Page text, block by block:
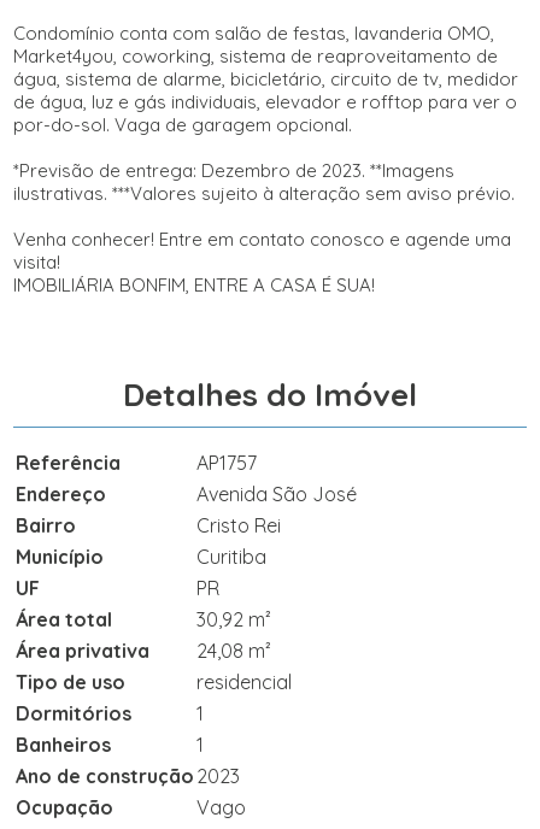
Condomínio conta com salão de festas, lavanderia OMO,
Market4you, coworking, sistema de reaproveitamento de
água, sistema de alarme, bicicletário, circuito de tv, medidor
de água, luz e gás individuais, elevador e rofftop para ver o
por-do-sol. Vaga de garagem opcional.
*Previsão de entrega: Dezembro de 2023. **Imagens
ilustrativas. ***Valores sujeito à alteração sem aviso prévio.
Venha conhecer! Entre em contato conosco e agende uma
visita!
IMOBILIÁRIA BONFIM, ENTRE A CASA É SUA!
Detalhes do Imóvel
Referência
AP1757
Endereço
Avenida São José
Bairro
Cristo Rei
Município
Curitiba
UF
PR
Área total
30,92 m²
Área privativa
24,08 m²
Tipo de uso
residencial
Dormitórios
1
Banheiros
1
Ano de construção 2023
Ocupação
Vago